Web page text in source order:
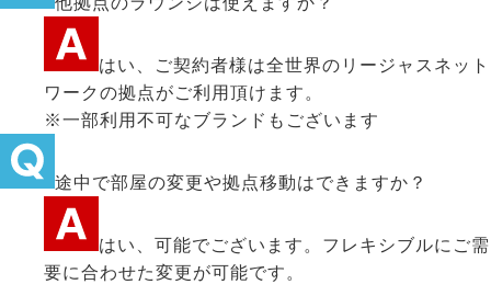
はい、ご契約者様は全世界のリージャスネット
ワークの拠点がご利用頂けます。
※一部利用不可なブランドもございます
途中で部屋の変更や拠点移動はできますか？
はい、可能でございます。フレキシブルにご需
要に合わせた変更が可能です。